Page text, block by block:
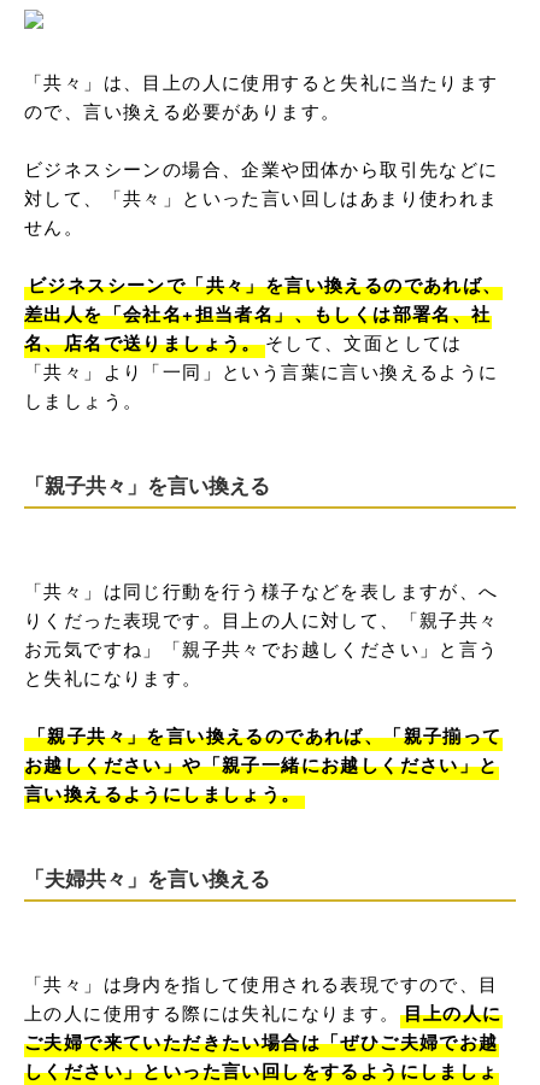
「共々」は、目上の人に使用すると失礼に当たります
ので、言い換える必要があります。
ビジネスシーンの場合、企業や団体から取引先などに
対して、「共々」といった言い回しはあまり使われま
せん。
ビジネスシーンで「共々」を言い換えるのであれば、
差出人を「会社名+担当者名」、もしくは部署名、社
名、店名で送りましょう。そして、文面としては
「共々」より「一同」という言葉に言い換えるように
しましょう。
「親子共々」を言い換える
「共々」は同じ行動を行う様子などを表しますが、へ
りくだった表現です。目上の人に対して、「親子共々
お元気ですね」「親子共々でお越しください」と言う
と失礼になります。
「親子共々」を言い換えるのであれば、「親子揃って
お越しください」や「親子一緒にお越しください」と
言い換えるようにしましょう。
「夫婦共々」を言い換える
「共々」は身内を指して使用される表現ですので、目
上の人に使用する際には失礼になります。
目上の人に
ご夫婦で来ていただきたい場合は「ぜひご夫婦でお越
しください」といった言い回しをするようにしましょ